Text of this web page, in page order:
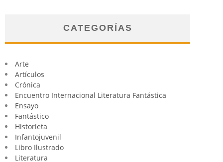
CATEGORÍAS
Arte
Artículos
Crónica
Encuentro Internacional Literatura Fantástica
Ensayo
Fantástico
Historieta
Infantojuvenil
Libro Ilustrado
Literatura